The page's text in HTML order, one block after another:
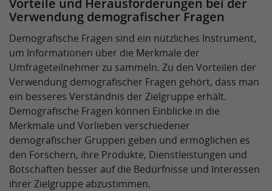
Vorteile und Herausforderungen bei der
Verwendung demografischer Fragen
Demografische Fragen sind ein nützliches Instrument,
um Informationen über die Merkmale der
Umfrageteilnehmer zu sammeln. Zu den Vorteilen der
Verwendung demografischer Fragen gehört, dass man
ein besseres Verständnis der Zielgruppe erhält.
Demografische Fragen können Einblicke in die
Merkmale und Vorlieben verschiedener
demografischer Gruppen geben und ermöglichen es
den Forschern, ihre Produkte, Dienstleistungen und
Botschaften besser auf die Bedürfnisse und Interessen
ihrer Zielgruppe abzustimmen.